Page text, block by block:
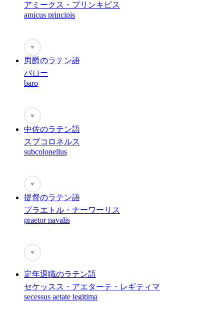
アミークス・プリンキピス
amicus principis
♥
男爵のラテン語
バロー
baro
♥
中佐のラテン語
スブコロネルス
subcolonellus
♥
提督のラテン語
プラエトル・ナーワーリス
praetor navalis
♥
定年退職のラテン語
セケッスス・アエターテ・レギティマ
secessus aetate legitima